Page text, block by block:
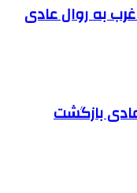
به روال عادی
بازگشت